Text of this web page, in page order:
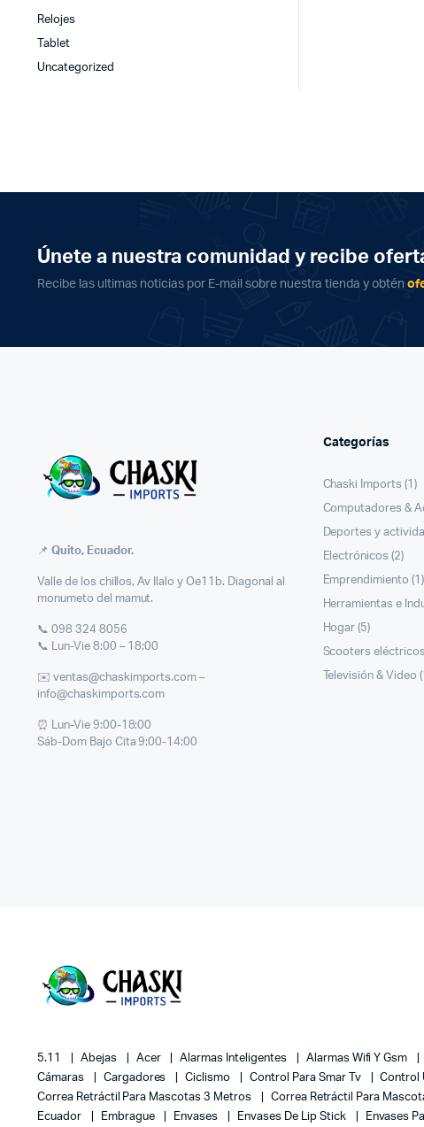
Relojes
Tablet
Uncategorized
Únete a nuestra comunidad y recibe
Recibe las ultimas noticias por E-mail sobre nuestra tienda y obtén
📌 Quito, Ecuador.
Valle de los chillos, Av Ilalo y Oe11b. Diagonal al
monumeto del mamut.
📞 098 324 8056
📞 Lun-Vie 8:00 – 18:00
✉️ ventas@chaskimports.com –
info@chaskimports.com
⏰ Lun-Vie 9:00-18:00
Sáb-Dom Bajo Cita 9:00-14:00
Categorías
Chaski Imports (1)
Computadores &
Deportes y
Electrónicos (2)
Emprendimiento (1)
Herramientas e
Hogar (5)
Scooters eléctricos
Televisión & Video
5.11 Abejas Acer Alarmas Inteligentes Alarmas Wifi Y Gsm
Cámaras
Cargadores Ciclismo Control Para Smar Tv Control
Correa Retráctil Para Mascotas 3 Metros
Correa Retráctil Para
Ecuador
Embrague Envases Envases De Lip Stick Envases